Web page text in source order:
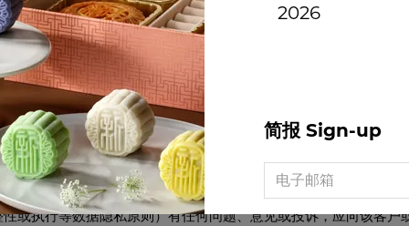
2026
简报 Sign-up
国-欧盟安全港框架 (U.S.-EU Safe Harbor Framework) 和美
和瑞士的个人信息。 IHG 已证明其遵守关于通知、选择、转发
解答。 如需了解有关安全港计划的更多信息，并查看洲际酒店集
“Six Continents Hotels, Inc.”。" 我们已经加入安全港计划，因此
全港的规定有任何投诉，请首先联系我们（如上所述）。如果联
consumers/watchdog_complaint.php
San Francisco, CA, USA 94105。 如果您通过传真或邮寄的方
以及您是否愿意与公司分享您的投诉内容详情。 有关 TRUSTe
或通过上述任何地址向 TRUSTe 索要此信
机构合作。如果对于数据由 IHG 处理的托管在线 OnBoarding
或执行等数据隐私原则）有任何问题、意见或投诉，应向该客户